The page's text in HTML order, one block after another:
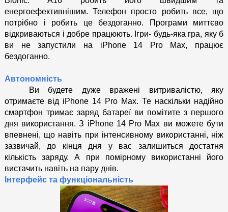
енергоефективнішим. Телефон просто робить все, що
потрібно і робить це бездоганно. Програми миттєво
відкриваються і добре працюють. Ігри- будь-яка гра, яку б
ви не запустили на iPhone 14 Pro Max, працює
бездоганно.
Автономність
Ви будете дуже вражені витривалістю, яку
отримаєте від iPhone 14 Pro Max. Те наскільки надійно
смартфон тримає заряд батареї ви помітите з першого
дня використання. З iPhone 14 Pro Max ви можете бути
впевнені, що навіть при інтенсивному використанні, ніж
зазвичай, до кінця дня у вас залишиться достатня
кількість заряду. А при помірному використанні його
вистачить навіть на пару днів.
Інтерфейс та функціональність